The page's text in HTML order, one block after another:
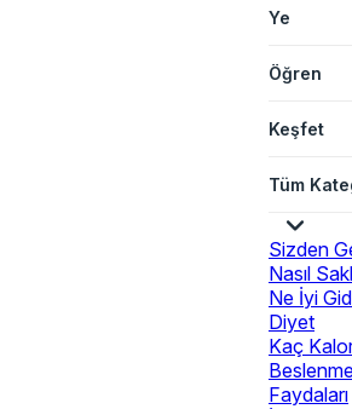
Ye
Öğren
Keşfet
Tüm
Sizden
Nasıl
Ne İyi
Diyet
Kaç
Faydaları